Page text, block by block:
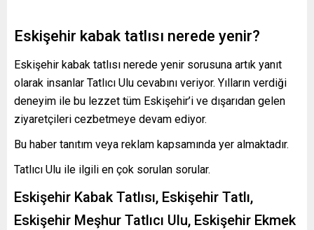
Eskişehir kabak tatlısı nerede yenir?
Eskişehir kabak tatlısı nerede yenir sorusuna artık yanıt
olarak insanlar Tatlıcı Ulu cevabını veriyor. Yılların verdiği
deneyim ile bu lezzet tüm Eskişehir’i ve dışarıdan gelen
ziyaretçileri cezbetmeye devam ediyor.
Bu haber tanıtım veya reklam kapsamında yer almaktadır.
Tatlıcı Ulu ile ilgili en çok sorulan sorular.
Eskişehir Kabak Tatlısı, Eskişehir Tatlı,
Eskişehir Meşhur Tatlıcı Ulu, Eskişehir Ekmek